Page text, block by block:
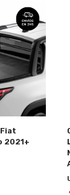
2021+